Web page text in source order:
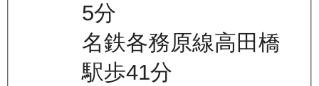
5分
名鉄各務原線高田橋
駅歩41分